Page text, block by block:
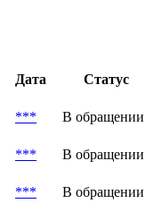
Дата
Статус
***
В обращении
***
В обращении
***
В обращении